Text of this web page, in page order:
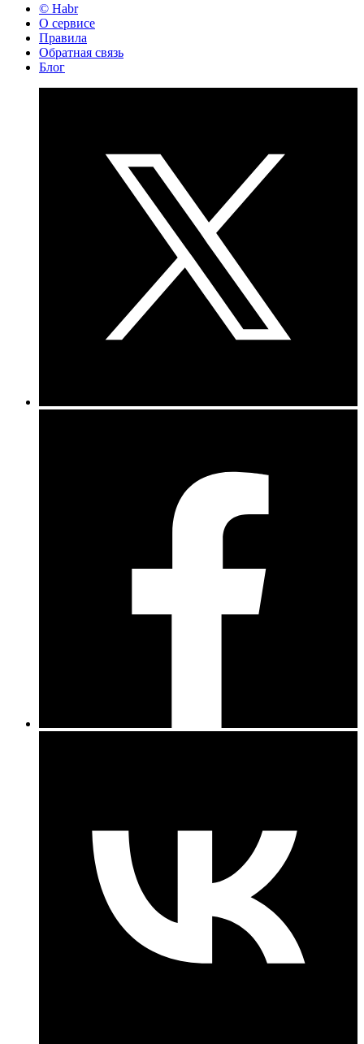
© Habr
О сервисе
Правила
Обратная связь
Блог